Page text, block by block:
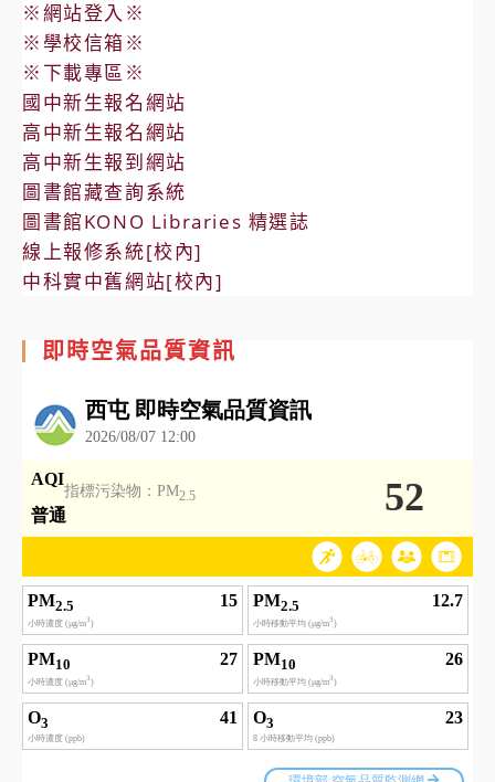
※網站登入※
※學校信箱※
※下載專區※
國中新生報名網站
高中新生報名網站
高中新生報到網站
圖書館藏查詢系統
圖書館KONO Libraries 精選誌
線上報修系統[校內]
中科實中舊網站[校內]
即時空氣品質資訊